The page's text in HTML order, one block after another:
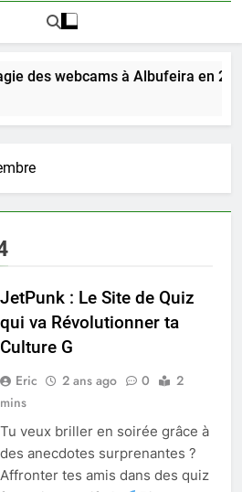
des webcams à Albufeira en 2025
JetPunk : Le Site de Quiz
qui va Révolutionner ta
Culture G
Eric 2 ans ago 0
2
mins
Tu veux briller en soirée grâce à
des anecdotes surprenantes ?
Affronter tes amis dans des quiz